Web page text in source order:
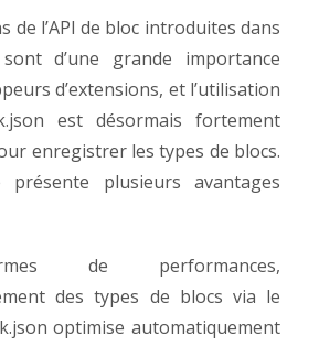
de l’API de bloc introduites dans
d’une grande importance
d’extensions, et l’utilisation
est désormais fortement
enregistrer les types de blocs.
présente plusieurs avantages
de performances,
des types de blocs via le
optimise automatiquement